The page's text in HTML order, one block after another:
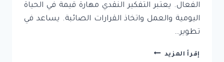
الفعال. يعتبر التفكير النقدي مهارة قيمة في الحياة
اليومية والعمل واتخاذ القرارات الصائبة. يساعد في
تطوير…
إقرأ المزيد أفضل